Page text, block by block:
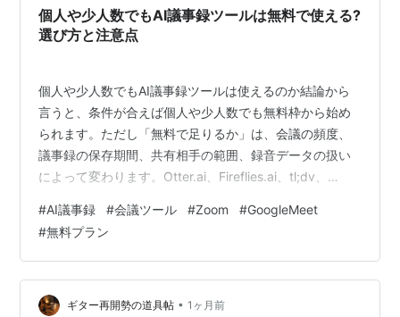
ウント情報） 2. PCから参加するときの名前変更ルート
3.…
個人や少人数でもAI議事録ツールは無料で使える?
選び方と注意点
個人や少人数でもAI議事録ツールは使えるのか結論から
言うと、条件が合えば個人や少人数でも無料枠から始め
られます。ただし「無料で足りるか」は、会議の頻度、
議事録の保存期間、共有相手の範囲、録音データの扱い
によって変わります。Otter.ai、Fireflies.ai、tl;dv、
でも試しやすい無料プランがあります。一方で、Zoom
AI CompanionやGoogle MeetのGeminiのように、普段使
っている会議ツール側にメモ・要約機能が用意されてい
る場合もあります。 無料枠で足りる人、有料を検討した
方がよい人 月に数回程度の会議で…
#AI議事録 #会議ツール #Zoom #GoogleMeet
#無料プラン
ギター再開勢の道具帖 • 1ヶ月前